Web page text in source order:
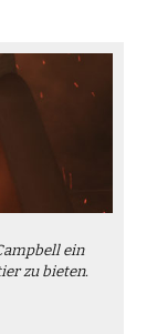
ein
zu bieten.